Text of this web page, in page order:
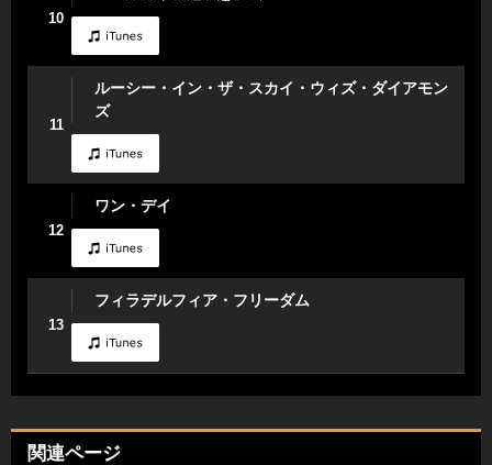
10
11
ルーシー・イン・ザ・スカイ・ウィズ・ダイアモン
ズ
12
ワン・デイ
13
フィラデルフィア・フリーダム
関連ページ